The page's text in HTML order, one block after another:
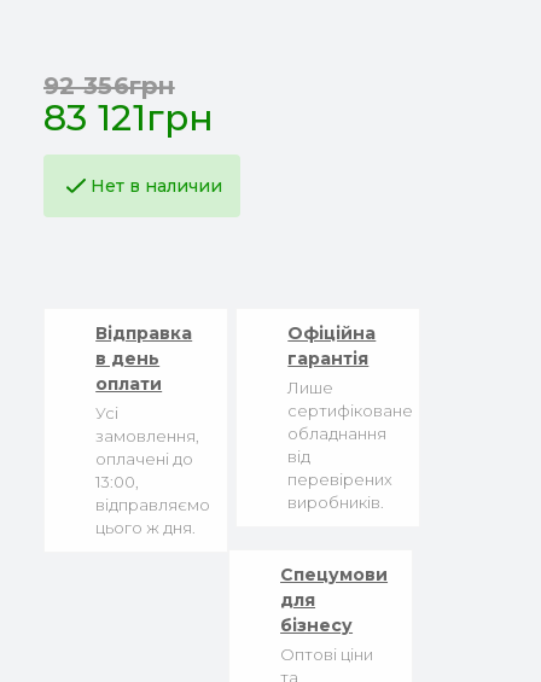
83 121грн
92 356грн
Нет в наличии
Відправка
в день
оплати
Усі
замовлення,
оплачені до
13:00,
відправляємо
цього ж дня.
Офіційна
гарантія
Лише
сертифіковане
обладнання
від
перевірених
виробників.
Спецумови
для
бізнесу
Оптові ціни
та